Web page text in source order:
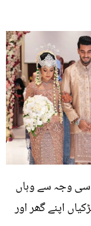
اسی وجہ سے وہاں
اپنے گھر اور